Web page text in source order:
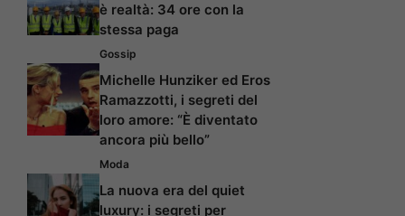
è realtà: 34 ore con la
stessa paga
Gossip
Michelle Hunziker ed Eros
Ramazzotti, i segreti del
loro amore: “È diventato
ancora più bello”
Moda
La nuova era del quiet
luxury: i segreti per